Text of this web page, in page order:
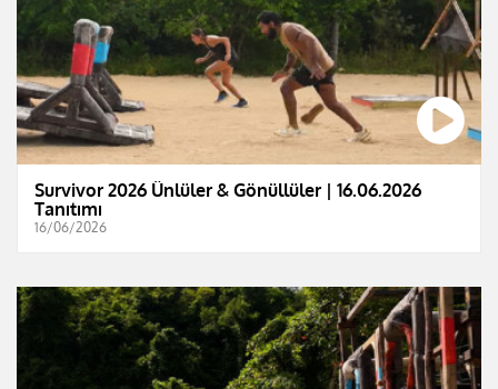
Survivor 2026 Ünlüler & Gönüllüler | 16.06.2026
Tanıtımı
16/06/2026